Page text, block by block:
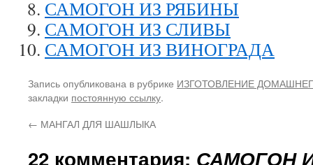
САМОГОН ИЗ РЯБИНЫ
САМОГОН ИЗ СЛИВЫ
САМОГОН ИЗ ВИНОГРАДА
Запись опубликована в рубрике ИЗГОТОВЛЕНИЕ
закладки постоянную ссылку.
← МАНГАЛ ДЛЯ ШАШЛЫКА
22 комментария: САМОГОН